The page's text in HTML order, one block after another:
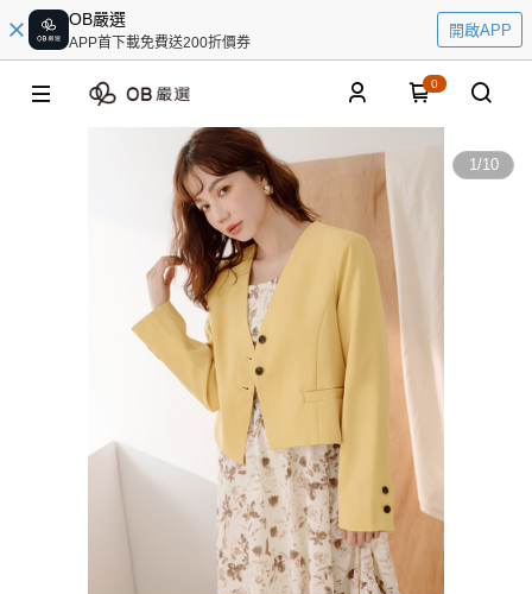
OB嚴選
APP首下載免費送200折價券
開啟APP
0
1/10